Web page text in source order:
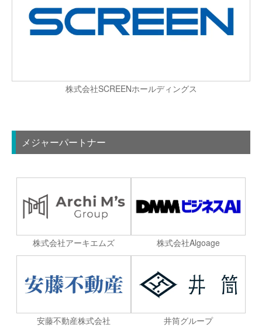
株式会社SCREENホールディングス
メジャーパートナー
株式会社アーキエムズ 株式会社Algoage
安藤不動産株式会社 井筒グループ